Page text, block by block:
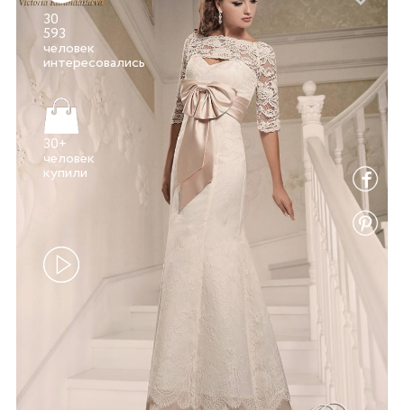
30
593
человек
интересовались
30+
человек